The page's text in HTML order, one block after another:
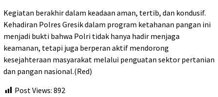
Kegiatan berakhir dalam keadaan aman, tertib, dan kondusif.
Kehadiran Polres Gresik dalam program ketahanan pangan ini
menjadi bukti bahwa Polri tidak hanya hadir menjaga
keamanan, tetapi juga berperan aktif mendorong
kesejahteraan masyarakat melalui penguatan sektor pertanian
dan pangan nasional.(Red)
Post Views: 892